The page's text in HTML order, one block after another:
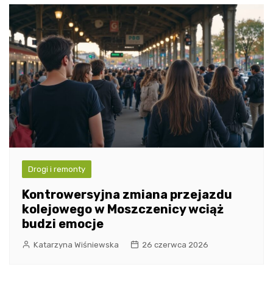
Drogi i remonty
Kontrowersyjna zmiana przejazdu
kolejowego w Moszczenicy wciąż
budzi emocje
Katarzyna Wiśniewska 26 czerwca 2026